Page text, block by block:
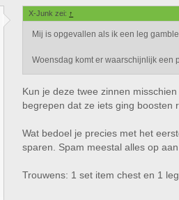
X-Junk zei: ↑
Mij is opgevallen als ik een leg
Woensdag komt er waarschijnlijk een
Kun je deze twee zinnen
begrepen dat ze iets ging boosten
Wat bedoel je precies met het
sparen. Spam meestal alles op
Trouwens: 1 set item chest en 1